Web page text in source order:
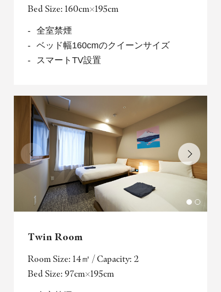
Bed Size: 160cm×195cm
全室禁煙
ベッド幅160cmのクイーンサイズ
スマートTV設置
Twin Room
Room Size: 14㎡ / Capacity: 2
Bed Size: 97cm×195cm